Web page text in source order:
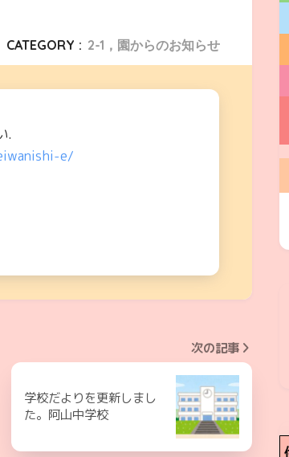
CATEGORY : 2-1，園からのお知らせ
.
e/
次の記事
学校だよりを更新しまし
た。阿山中学校